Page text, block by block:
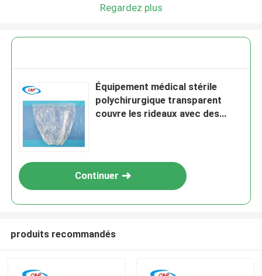
Regardez plus
Équipement médical stérile
polychirurgique transparent
couvre les rideaux avec des
Continuer
produits recommandés